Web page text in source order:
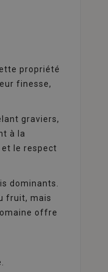
propriété
finesse,
graviers,
à la
le respect
dominants.
fruit, mais
offre